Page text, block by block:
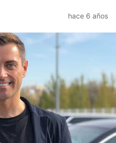
hace 6 años